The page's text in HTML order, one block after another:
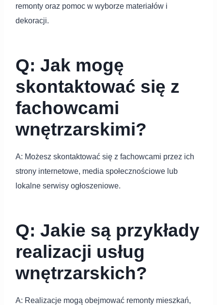
remonty oraz pomoc w wyborze materiałów i
dekoracji.
Q: Jak mogę
skontaktować się z
fachowcami
wnętrzarskimi?
A: Możesz skontaktować się z fachowcami przez ich
strony internetowe, media społecznościowe lub
lokalne serwisy ogłoszeniowe.
Q: Jakie są przykłady
realizacji usług
wnętrzarskich?
A: Realizacje mogą obejmować remonty mieszkań,